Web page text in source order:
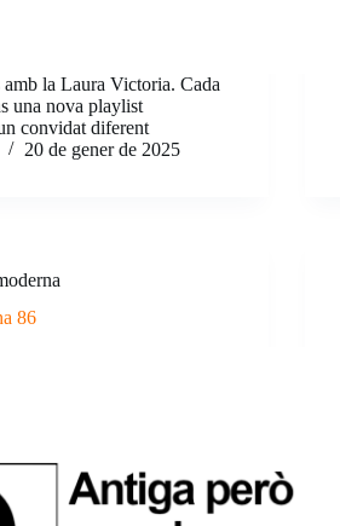
la Laura Victoria. Cada
una nova playlist
convidat diferent
20 de gener de 2025
86